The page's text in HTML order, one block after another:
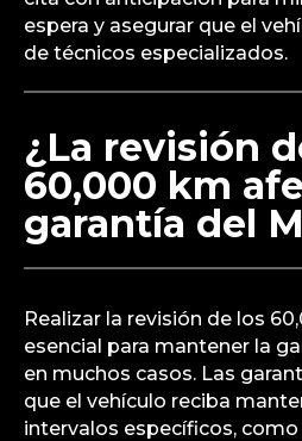
espera y asegurar que el
de técnicos especializados.
¿La revisión
60,000 km
garantía del
Realizar la revisión de los
esencial para mantener la
en muchos casos. Las
que el vehículo reciba
intervalos específicos,